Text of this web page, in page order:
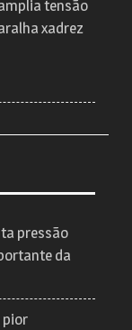
tensão
xadrez
pressão
da
pior